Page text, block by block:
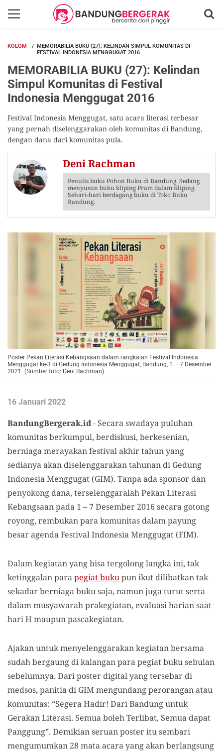
KOLOM
MEMORABILIA BUKU (27): KELINDAN SIMPUL KOMUNITAS DI
FESTIVAL INDONESIA MENGGUGAT 2016
MEMORABILIA BUKU (27): Kelindan
Simpul Komunitas di Festival
Indonesia Menggugat 2016
Festival Indonesia Menggugat, satu acara literasi terbesar
yang pernah diselenggarakan oleh komunitas di Bandung,
dengan dana dari komunitas pula.
Deni Rachman
Penulis buku Pohon Buku di Bandung. Sedang
menyusun buku kliping Pram dalam Kliping.
Sehari-hari berdagang buku di Toko Buku
Bandung.
Poster Pekan Literasi Kebangsaan dalam rangkaian Festival Indonesia
Menggugat ke-3 di Gedung Indonesia Menggugat, Bandung, 1 – 7 Desember
2021. (Sumber foto: Deni Rachman)
16 Januari 2022
BandungBergerak.id- Secara swadaya puluhan
komunitas berkumpul, berdiskusi, berkesenian,
berniaga merayakan festival akhir tahun yang
sedianya akan diselenggarakan tahunan di Gedung
Indonesia Menggugat (GIM). Tanpa ada sponsor dan
penyokong dana, terselenggaralah Pekan Literasi
Kebangsaan pada 1 – 7 Desember 2016 secara gotong
royong, rembukan para komunitas dalam payung
besar agenda Festival Indonesia Menggugat (FIM).
Dalam kegiatan yang bisa tergolong langka ini, tak
ketinggalan parapegiat bukupun ikut dilibatkan tak
sekadar berniaga buku saja, namun juga turut serta
dalam musyawarah prakegiatan, evaluasi harian saat
hari H maupun pascakegiatan.
Ajakan untuk menyelenggarakan kegiatan bersama
sudah bergaung di kalangan para pegiat buku sebulan
sebelumnya. Dari poster digital yang tersebar di
medsos, panitia di GIM mengundang perorangan atau
komunitas: “Segera Hadir! Dari Bandung untuk
Gerakan Literasi. Semua boleh Terlibat, Semua dapat
Panggung”. Demikian seruan poster itu sembari
mengumumkan 28 mata acara yang akan berlangsung